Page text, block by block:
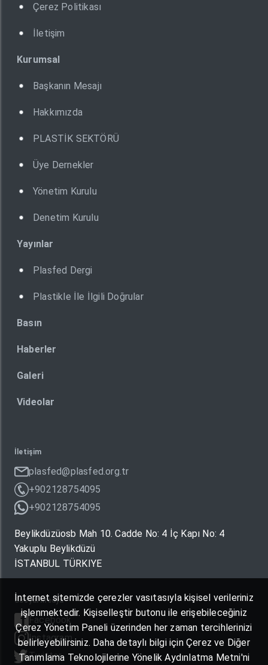
Çerez Politikası
İletişim
Kurumsal
Başkanın Mesajı
Hakkımızda
PLASTİK SEKTÖRÜ
Üye Dernekler
Yönetim Kurulu
Denetim Kurulu
Yayınlar
Plasfed Dergi
Plastikle İle İlgili Doğrular
Basın
Haberler
Galeri
Videolar
İletişim
plasfed@plasfed.org.tr
+902128754095
+902128754095
Beylikdüzüosb Mah 10. Cadde No: 4 İç Kapı No: 4
Yakuplu Beylikdüzü
İSTANBUL TÜRKIYE
Sosyal Medya
Facebook
Instagram
Twitter
İnternet sitemizde çerezler vasıtasıyla kişisel verileriniz
işlenmektedir. Kişiselleştir butonu ile erişebileceğiniz
Çerez Yönetim Paneli üzerinden her zaman tercihlerinizi
belirleyebilirsiniz. Daha detaylı bilgi için Çerez ve Diğer
Tanımlama Teknolojilerine Yönelik Aydınlatma Metni'ni